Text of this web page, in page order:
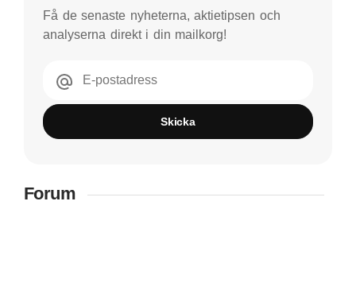
Få de senaste nyheterna, aktietipsen och
analyserna direkt i din mailkorg!
E-postadress
Skicka
Forum